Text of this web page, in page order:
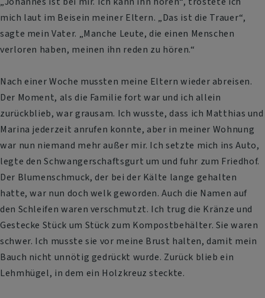
mich laut im Beisein meiner Eltern. „Das ist die Trauer“,
sagte mein Vater. „Manche Leute, die einen Menschen
verloren haben, meinen ihn reden zu hören.“
Nach einer Woche mussten meine Eltern wieder abreisen.
Der Moment, als die Familie fort war und ich allein
zurückblieb, war grausam. Ich wusste, dass ich Matthias und
Marina jederzeit anrufen konnte, aber in meiner Wohnung
war nun niemand mehr außer mir. Ich setzte mich ins Auto,
legte den Schwangerschaftsgurt um und fuhr zum Friedhof.
Der Blumenschmuck, der bei der Kälte lange gehalten
hatte, war nun doch welk geworden. Auch die Namen auf
den Schleifen waren verschmutzt. Ich trug die Kränze und
Gestecke Stück um Stück zum Kompostbehälter. Sie waren
schwer. Ich musste sie vor meine Brust halten, damit mein
Bauch nicht unnötig gedrückt wurde. Zurück blieb ein
Lehmhügel, in dem ein Holzkreuz steckte.